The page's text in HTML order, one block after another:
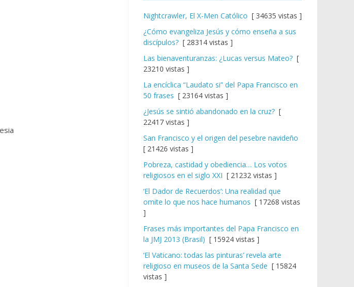
Nightcrawler, El X-Men Católico [ 34635 vistas ]
¿Cómo evangeliza Jesús y cómo enseña a sus
discípulos? [ 28314 vistas ]
Las bienaventuranzas: ¿Lucas versus Mateo? [
23210 vistas ]
La encíclica “Laudato si” del Papa Francisco en
50 frases [ 23164 vistas ]
¿Jesús se sintió abandonado en la cruz? [
22417 vistas ]
San Francisco y el origen del pesebre navideño
[ 21426 vistas ]
Pobreza, castidad y obediencia… Los votos
religiosos en el siglo XXI [ 21232 vistas ]
‘El Dador de Recuerdos’: Una realidad que
omite lo que nos hace humanos [ 17268 vistas
]
Frases más importantes del Papa Francisco en
la JMJ 2013 (Brasil) [ 15924 vistas ]
‘El Vaticano: todas las pinturas’ revela arte
religioso en museos de la Santa Sede [ 15824
vistas ]